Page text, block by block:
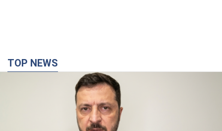
TOP NEWS